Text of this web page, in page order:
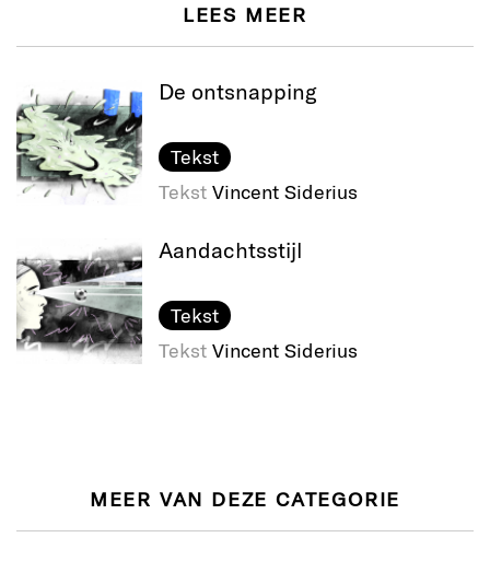
LEES MEER
De ontsnapping
Tekst
Tekst Vincent Siderius
Aandachtsstijl
Tekst
Tekst Vincent Siderius
MEER VAN DEZE CATEGORIE